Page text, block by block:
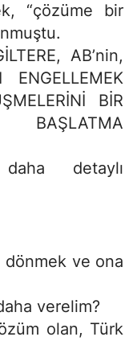
“çözüme bir
AB’nin,
BİR
detaylı
dönmek ve ona
verelim?
olan, Türk